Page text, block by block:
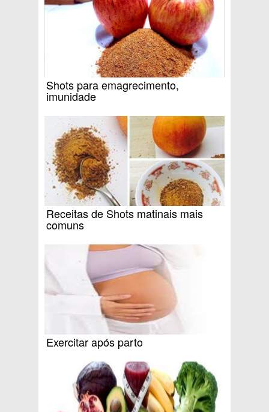
Shots para emagrecimento,
imunidade
Receitas de Shots matinais mais
comuns
Exercitar após parto